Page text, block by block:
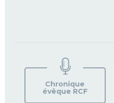
Chronique
évêque RCF